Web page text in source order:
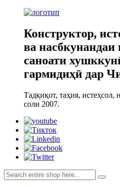
Конструктор,
ва
саноати
гармидиҳӣ дар
Тадқиқот, таҳия, истеҳсол,
соли 2007.